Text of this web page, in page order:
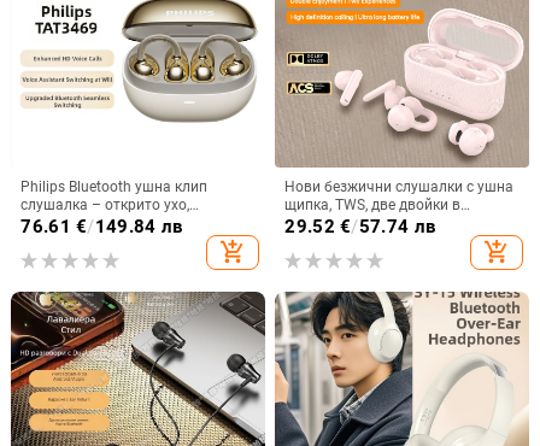
Philips Bluetooth ушна клип
слушалка – открито ухо,
безжично, Bluetooth 5.0, повече от
8 часа живот на батерията,
водоустойчив модел TAT3469
76.61 €/149.84 лв
add_shopping_cart
Нови безжични слушалки с ушна
щипка, TWS, две двойки в
комплект, Bluetooth
29.52 €/57.74 лв
add_shopping_cart